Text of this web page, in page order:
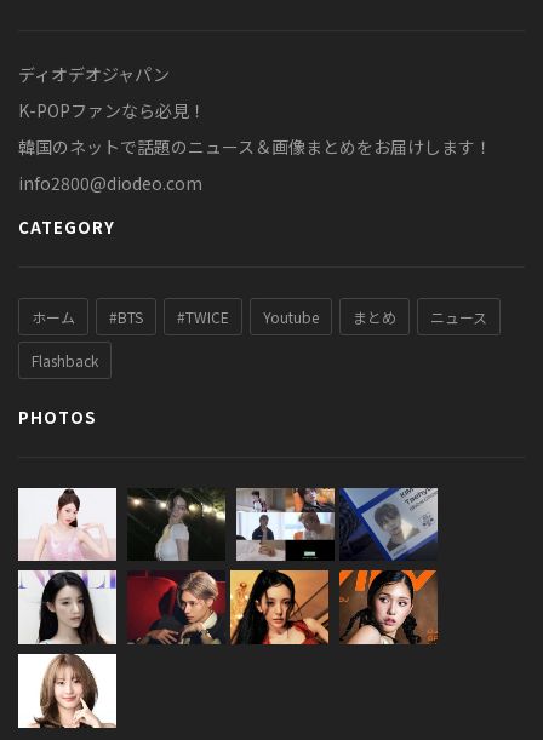
ディオデオジャパン
K-POPファンなら必見！
韓国のネットで話題のニュース＆画像まとめをお届けします！
info2800@diodeo.com
CATEGORY
ホーム #BTS #TWICE Youtube まとめ ニュース
Flashback
PHOTOS